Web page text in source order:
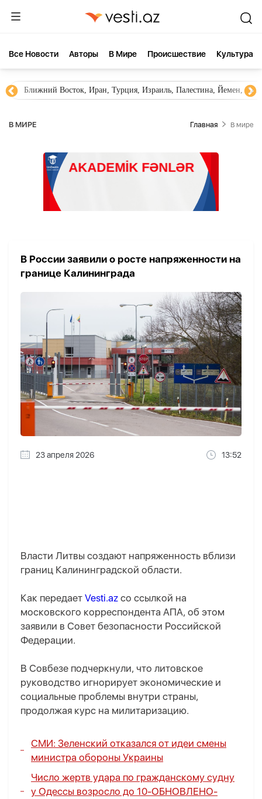
Все Новости Aвторы В Мире Происшествие Культура
Ближний Восток, Иран, Турция, Израиль, Палестина, Йемен,
В МИРЕ Главная В мире
В России заявили о росте напряженности на
границе Калининграда
23 апреля 2026 13:52
Власти Литвы создают напряженность вблизи
границ Калининградской области.
Как передает Vesti.az со ссылкой на
московского корреспондента AПA, об этом
заявили в Совет безопасности Российской
Федерации.
В Совбезе подчеркнули, что литовское
руководство игнорирует экономические и
социальные проблемы внутри страны,
продолжая курс на милитаризацию.
СМИ: Зеленский отказался от идеи смены
министра обороны Украины
Число жертв удара по гражданскому судну
у Одессы возросло до 10-ОБНОВЛЕНО-